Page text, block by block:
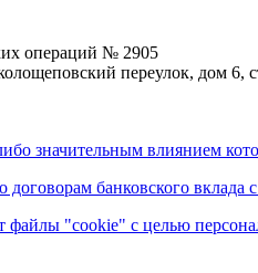
операций № 2905
переулок, дом 6,
значительным влиянием
банковского вклада
"cookie" с целью